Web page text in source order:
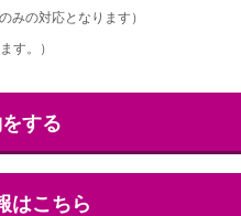
みの対応となります）
す。）
する
はこちら